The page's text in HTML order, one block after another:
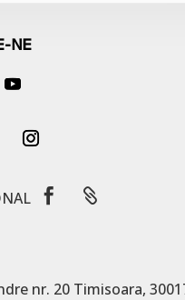
NE
 
nr. 20 Timisoara,